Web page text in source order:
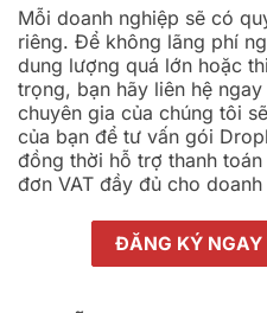
Mỗi doanh nghiệp sẽ có
riêng. Để không lãng phí
dung lượng quá lớn hoặc
trọng, bạn hãy liên hệ
chuyên gia của chúng tôi
của bạn để tư vấn gói
đồng thời hỗ trợ thanh
đơn VAT đầy đủ cho
ĐĂNG KÝ NGAY